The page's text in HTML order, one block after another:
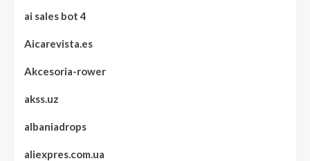
ai sales bot 4
Aicarevista.es
Akcesoria-rower
akss.uz
albaniadrops
aliexpres.com.ua